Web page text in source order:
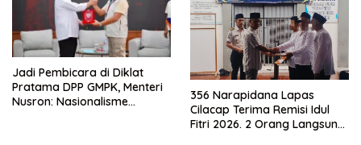
Jadi Pembicara di Diklat
Pratama DPP GMPK, Menteri
Nusron: Nasionalisme
356 Narapidana Lapas
Cilacap Terima Remisi Idul
Fitri 2026. 2 Orang Langsung